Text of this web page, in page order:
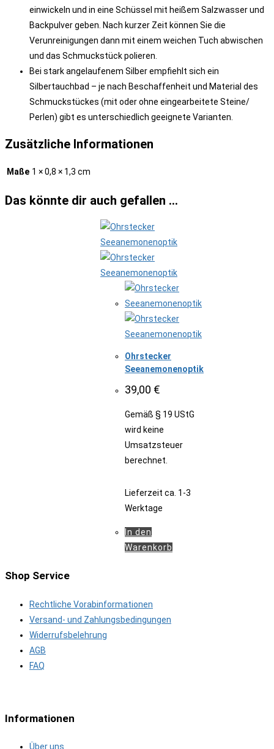
einwickeln und in eine Schüssel mit heißem Salzwasser und
Backpulver geben. Nach kurzer Zeit können Sie die
Verunreinigungen dann mit einem weichen Tuch abwischen
und das Schmuckstück polieren.
Bei stark angelaufenem Silber empfiehlt sich ein
Silbertauchbad – je nach Beschaffenheit und Material des
Schmuckstückes (mit oder ohne eingearbeitete Steine/
Perlen) gibt es unterschiedlich geeignete Varianten.
Zusätzliche Informationen
Maße 1 × 0,8 × 1,3 cm
Das könnte dir auch gefallen …
Ohrstecker
Seeanemonenoptik
39,00 €
Gemäß § 19 UStG
wird keine
Umsatzsteuer
berechnet.
Lieferzeit ca. 1-3
Werktage
In den
Warenkorb
Shop Service
Rechtliche Vorabinformationen
Versand- und Zahlungsbedingungen
Widerrufsbelehrung
AGB
FAQ
Informationen
Über uns